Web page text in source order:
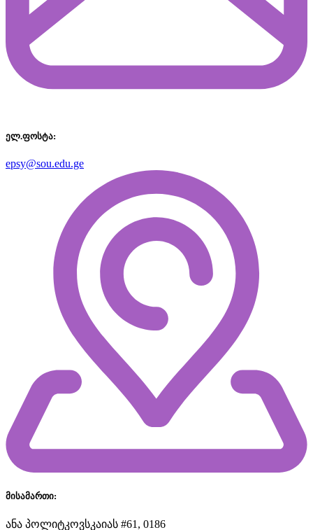
ელ.ფოსტა:
epsy@sou.edu.ge
მისამართი:
ანა პოლიტკოვსკაიას #61, 0186